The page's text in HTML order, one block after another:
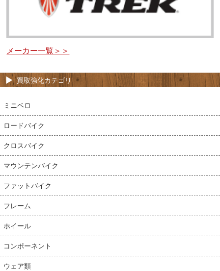
メーカー一覧＞＞
買取強化カテゴリ
ミニベロ
ロードバイク
クロスバイク
マウンテンバイク
ファットバイク
フレーム
ホイール
コンポーネント
ウェア類